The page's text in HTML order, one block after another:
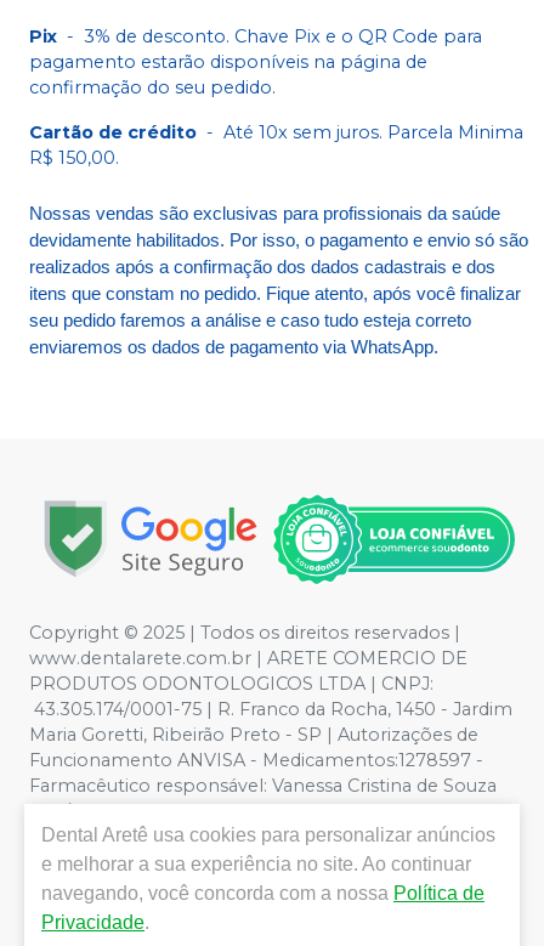
Pix - 3% de desconto. Chave Pix e o QR Code para
pagamento estarão disponíveis na página de
confirmação do seu pedido.
Cartão de crédito - Até 10x sem juros. Parcela Minima
R$ 150,00.
Nossas vendas são exclusivas para profissionais da saúde
devidamente habilitados. Por isso, o pagamento e envio só são
realizados após a confirmação dos dados cadastrais e dos
itens que constam no pedido. Fique atento, após você finalizar
seu pedido faremos a análise e caso tudo esteja correto
enviaremos os dados de pagamento via WhatsApp.
Copyright © 2025 | Todos os direitos reservados |
www.dentalarete.com.br | ARETE COMERCIO DE
PRODUTOS ODONTOLOGICOS LTDA | CNPJ:
43.305.174/0001-75 | R. Franco da Rocha, 1450 - Jardim
Maria Goretti, Ribeirão Preto - SP | Autorizações de
Funcionamento ANVISA - Medicamentos:1278597 -
Farmacêutico responsável: Vanessa Cristina de Souza
CRF/SP nº 52627 | Política de Privacidade e Segurança -
Fotos meramente ilustrativas - Os preços e condições
da loja virtual estão sujeitos a alterações. Em caso de
divergência de preços no site, o valor válido é o do
Carrinho de Compra. Não vendemos por atacado, por
isso nos reservamos o direito de não atender compras
Dental Aretê usa cookies para personalizar anúncios
e melhorar a sua experiência no site. Ao continuar
navegando, você concorda com a nossa Política de
Privacidade.